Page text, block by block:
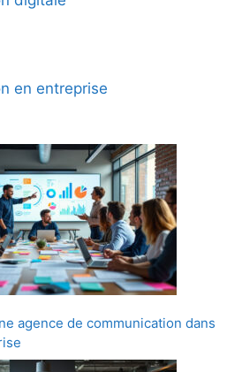
en entreprise
agence de communication dans